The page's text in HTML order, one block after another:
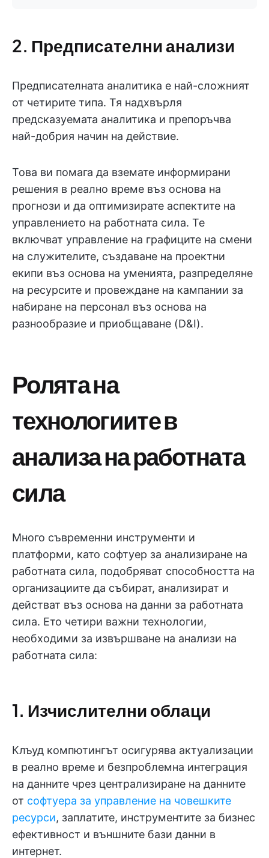
2. Предписателни анализи
Предписателната аналитика е най-сложният
от четирите типа. Тя надхвърля
предсказуемата аналитика и препоръчва
най-добрия начин на действие.
Това ви помага да вземате информирани
решения в реално време въз основа на
прогнози и да оптимизирате аспектите на
управлението на работната сила. Те
включват управление на графиците на смени
на служителите, създаване на проектни
екипи въз основа на уменията, разпределяне
на ресурсите и провеждане на кампании за
набиране на персонал въз основа на
разнообразие и приобщаване (D&I).
Ролята на
технологиите в
анализа на работната
сила
Много съвременни инструменти и
платформи, като софтуер за анализиране на
работната сила, подобряват способността на
организациите да събират, анализират и
действат въз основа на данни за работната
сила. Ето четири важни технологии,
необходими за извършване на анализи на
работната сила:
1. Изчислителни облаци
Клъуд компютингът осигурява актуализации
в реално време и безпроблемна интеграция
на данните чрез централизиране на данните
от софтуера за управление на човешките
ресурси, заплатите, инструментите за бизнес
ефективност и външните бази данни в
интернет.